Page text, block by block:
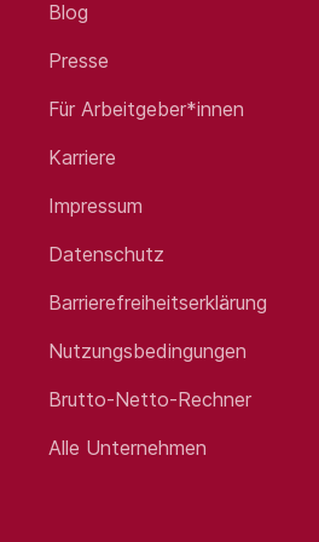
Blog
Presse
Für Arbeitgeber*innen
Karriere
Impressum
Datenschutz
Barrierefreiheitserklärung
Nutzungsbedingungen
Brutto-Netto-Rechner
Alle Unternehmen